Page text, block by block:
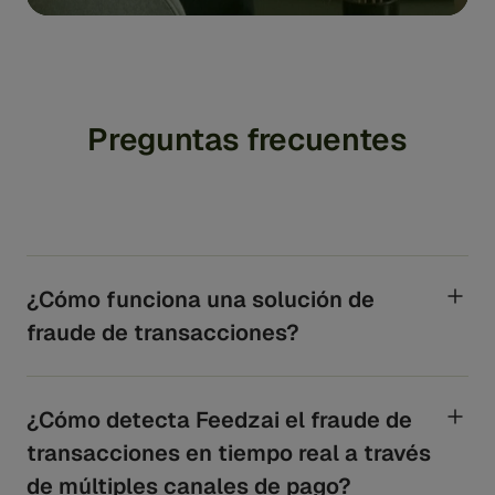
Preguntas frecuentes
¿Cómo funciona una solución de
fraude de transacciones?
modelos y reglas de aprendizaje automático para
detectar patrones sospechosos. Evalúa factores como
el comportamiento del usuario y el importe de la
transacción, y aprovecha las transferencias entrantes
¿Cómo detecta Feedzai el fraude de
transacciones en tiempo real a través
de múltiples canales de pago?